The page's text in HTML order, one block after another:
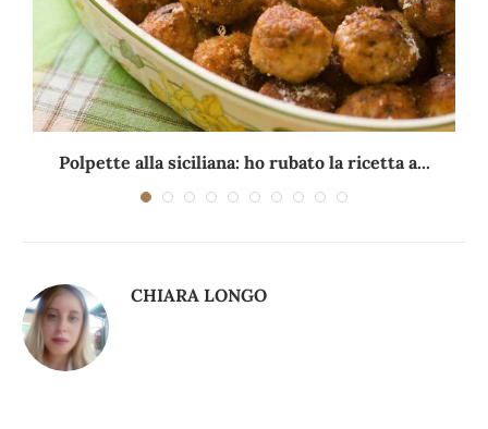
Polpette alla siciliana: ho rubato la ricetta a...
CHIARA LONGO